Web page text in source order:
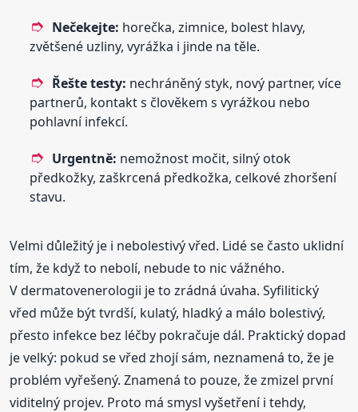
Nečekejte: horečka, zimnice, bolest hlavy,
zvětšené uzliny, vyrážka i jinde na těle.
Řešte testy: nechráněný styk, nový partner, více
partnerů, kontakt s člověkem s vyrážkou nebo
pohlavní infekcí.
Urgentně: nemožnost močit, silný otok
předkožky, zaškrcená předkožka, celkové zhoršení
stavu.
Velmi důležitý je i nebolestivý vřed. Lidé se často uklidní
tím, že když to nebolí, nebude to nic vážného.
V dermatovenerologii je to zrádná úvaha. Syfilitický
vřed může být tvrdší, kulatý, hladký a málo bolestivý,
přesto infekce bez léčby pokračuje dál. Praktický dopad
je velký: pokud se vřed zhojí sám, neznamená to, že je
problém vyřešený. Znamená to pouze, že zmizel první
viditelný projev. Proto má smysl vyšetření i tehdy,